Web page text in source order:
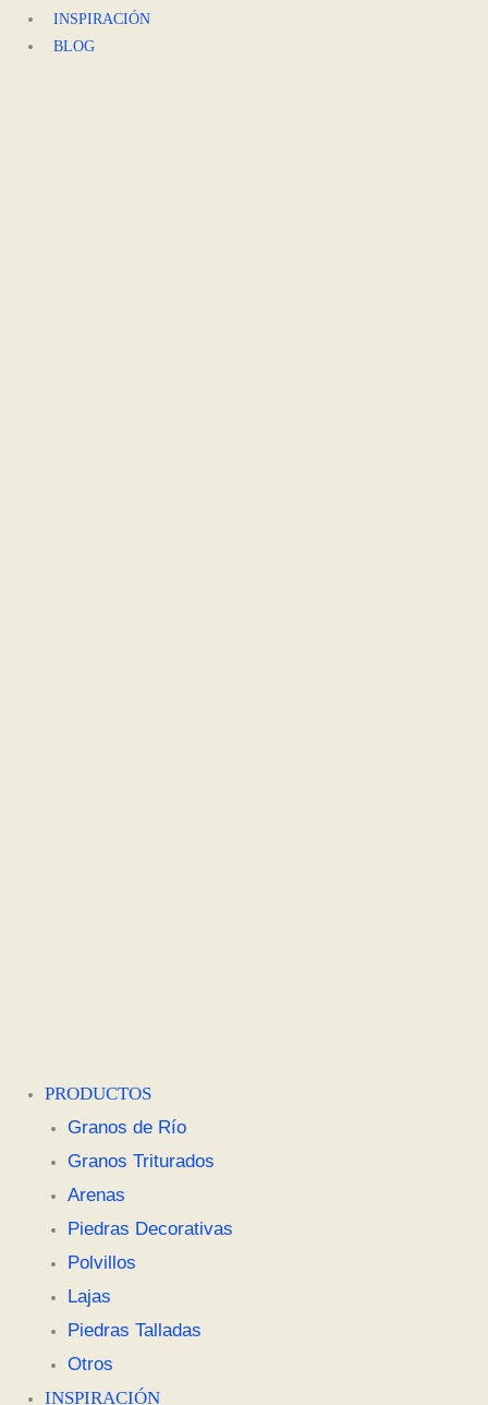
INSPIRACIÓN
BLOG
PRODUCTOS
Granos de Río
Granos Triturados
Arenas
Piedras Decorativas
Polvillos
Lajas
Piedras Talladas
Otros
INSPIRACIÓN